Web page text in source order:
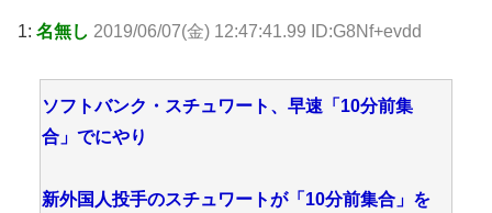
1: 名無し 2019/06/07(金) 12:47:41.99 ID:G8Nf+evdd
ソフトバンク・スチュワート、早速「10分前集
合」でにやり
新外国人投手のスチュワートが「10分前集合」を